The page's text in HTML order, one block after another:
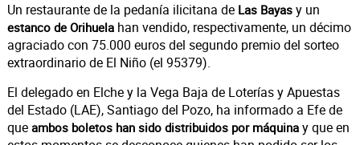
Un restaurante de la pedanía ilicitana de Las Bayasy un
estanco de Orihuelahan vendido, respectivamente, un décimo
agraciado con 75.000 euros del segundo premio del sorteo
extraordinario de El Niño (el 95379).
El delegado en Elche y la Vega Baja de Loterías y Apuestas
del Estado (LAE), Santiago del Pozo, ha informado a Efe de
que ambos boletos han sido distribuidos por máquinay que en